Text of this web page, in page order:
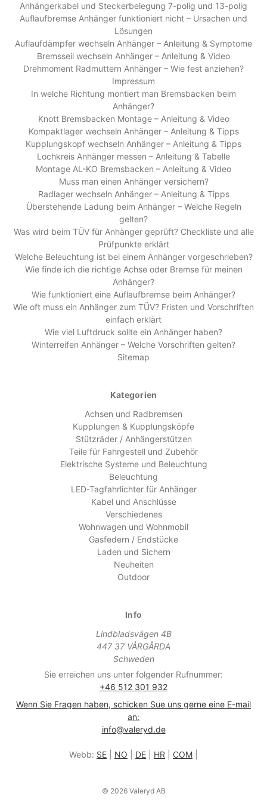
Anhängerkabel und Steckerbelegung 7-polig und 13-polig
Auflaufbremse Anhänger funktioniert nicht – Ursachen und
Lösungen
Auflaufdämpfer wechseln Anhänger – Anleitung & Symptome
Bremsseil wechseln Anhänger – Anleitung & Video
Drehmoment Radmuttern Anhänger – Wie fest anziehen?
Impressum
In welche Richtung montiert man Bremsbacken beim
Anhänger?
Knott Bremsbacken Montage – Anleitung & Video
Kompaktlager wechseln Anhänger – Anleitung & Tipps
Kupplungskopf wechseln Anhänger – Anleitung & Tipps
Lochkreis Anhänger messen – Anleitung & Tabelle
Montage AL-KO Bremsbacken – Anleitung & Video
Muss man einen Anhänger versichern?
Radlager wechseln Anhänger – Anleitung & Tipps
Überstehende Ladung beim Anhänger – Welche Regeln
gelten?
Was wird beim TÜV für Anhänger geprüft? Checkliste und alle
Prüfpunkte erklärt
Welche Beleuchtung ist bei einem Anhänger vorgeschrieben?
Wie finde ich die richtige Achse oder Bremse für meinen
Anhänger?
Wie funktioniert eine Auflaufbremse beim Anhänger?
Wie oft muss ein Anhänger zum TÜV? Fristen und Vorschriften
einfach erklärt
Wie viel Luftdruck sollte ein Anhänger haben?
Winterreifen Anhänger – Welche Vorschriften gelten?
Sitemap
Kategorien
Achsen und Radbremsen
Kupplungen & Kupplungsköpfe
Stützräder / Anhängerstützen
Teile für Fahrgestell und Zubehör
Elektrische Systeme und Beleuchtung
Beleuchtung
LED-Tagfahrlichter für Anhänger
Kabel und Anschlüsse
Verschiedenes
Wohnwagen und Wohnmobil
Gasfedern / Endstücke
Laden und Sichern
Neuheiten
Outdoor
Info
Lindbladsvägen 4B
447 37 VÅRGÅRDA
Schweden
Sie erreichen uns unter folgender Rufnummer:
+46 512 301 932
Wenn Sie Fragen haben, schicken Sue uns gerne eine E-mail
an:
info@valeryd.de
Webb: SE NO DE HR COM
© 2026 Valeryd AB